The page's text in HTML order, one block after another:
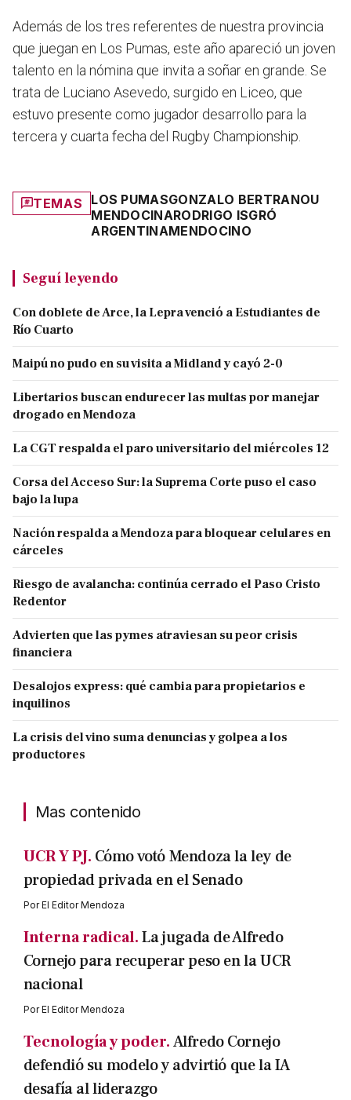
Además de los tres referentes de nuestra provincia
que juegan en Los Pumas, este año apareció un joven
talento en la nómina que invita a soñar en grande. Se
trata de Luciano Asevedo, surgido en Liceo, que
estuvo presente como jugador desarrollo para la
tercera y cuarta fecha del Rugby Championship.
TEMAS LOS PUMASGONZALO BERTRANOU
MENDOCINARODRIGO ISGRÓ
ARGENTINAMENDOCINO
Seguí leyendo
Con doblete de Arce, la Lepra venció a Estudiantes de
Río Cuarto
Maipú no pudo en su visita a Midland y cayó 2-0
Libertarios buscan endurecer las multas por manejar
drogado en Mendoza
La CGT respalda el paro universitario del miércoles 12
Corsa del Acceso Sur: la Suprema Corte puso el caso
bajo la lupa
Nación respalda a Mendoza para bloquear celulares en
cárceles
Riesgo de avalancha: continúa cerrado el Paso Cristo
Redentor
Advierten que las pymes atraviesan su peor crisis
financiera
Desalojos express: qué cambia para propietarios e
inquilinos
La crisis del vino suma denuncias y golpea a los
productores
Mas contenido
UCR Y PJ. Cómo votó Mendoza la ley de
propiedad privada en el Senado
PorEl Editor Mendoza
Interna radical.La jugada de Alfredo
Cornejo para recuperar peso en la UCR
nacional
PorEl Editor Mendoza
Tecnología y poder.Alfredo Cornejo
defendió su modelo y advirtió que la IA
desafía al liderazgo